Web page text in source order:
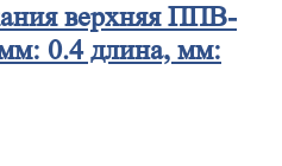
верхняя ППВ-
0.4 длина, мм: